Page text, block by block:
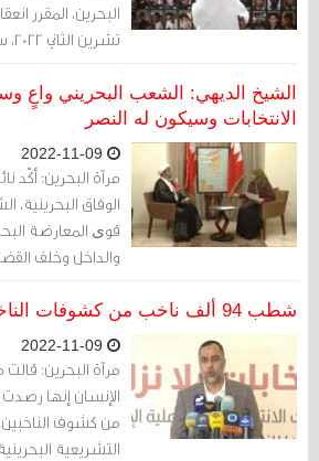
القمع السياسي،
السلطات خلاله
وفرضت القيود على
أحزاب المُعارَضة
المستقل.
الشيخ الديهي: الشعب البحريني واعٍ
الانتخابات وسيكون له النصر
مرآة البحرين: أكّد
الوفاق
قوی المعارضة
والداخل وخلف
بمقاطعة
النظام وتهميش
موضحًا أنّ النظام
"اسرائيلية"، بحيث
ضخمًا في المنطقة
على البحرين
شطب 94 ألف ناخب من كشوفات الناخبين (منظمة سلام)
مرآة البحرين:
من كشوف الناخبين،
التشريعية